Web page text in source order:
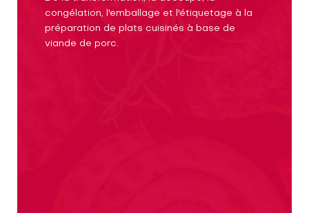
congélation, l'emballage et l'étiquetage à la
préparation de plats cuisinés à base de
viande de porc.